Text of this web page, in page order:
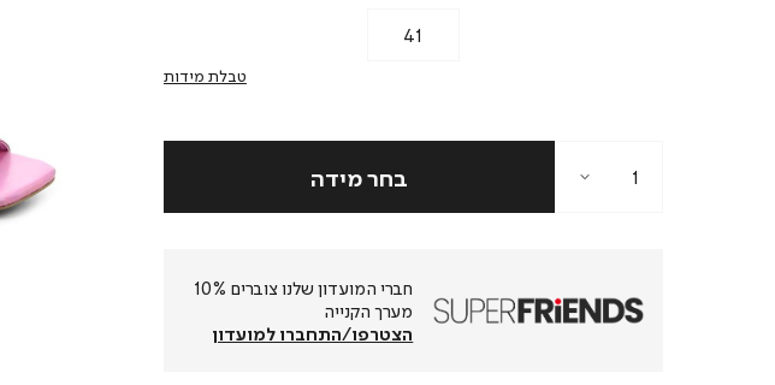
41
טבלת מידות
חברי המועדון שלנו צוברים 10%
מערך הקנייה
הצטרפו/התחברו למועדון